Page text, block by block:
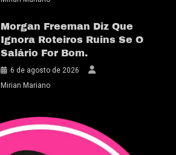
Morgan Freeman Diz Que
Ignora Roteiros Ruins Se O
Salário For Bom.
6 de agosto de 2026
Mirian Mariano